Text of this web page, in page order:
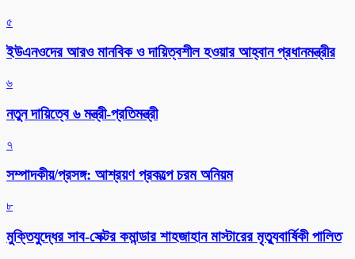
৫
ইউএনওদের আরও মানবিক ও দায়িত্বশীল হওয়ার আহ্বান প্রধানমন্ত্রীর
৬
নতুন দায়িত্বে ৬ মন্ত্রী-প্রতিমন্ত্রী
৭
সম্পাদকীয়/প্রসঙ্গ: আশ্রয়ণ প্রকল্পে চরম অনিয়ম
৮
মুক্তিযুদ্ধের সাব-সেক্টর কমান্ডার শাহজাহান মাস্টারের মৃত্যুবার্ষিকী পালিত